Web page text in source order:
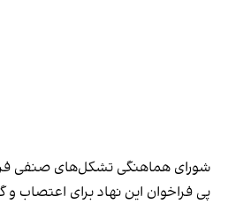
شورای هماهنگی تشکل‌های صنفی
پی فراخوان این نهاد برای اعتصاب و